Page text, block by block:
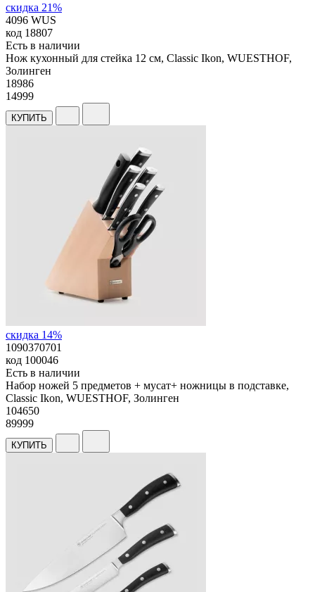
скидка 21%
4096 WUS
код 18807
Есть в наличии
Нож кухонный для стейка 12 см, Classic Ikon, WUESTHOF,
Золинген
18986
14999
КУПИТЬ
скидка 14%
1090370701
код 100046
Есть в наличии
Набор ножей 5 предметов + мусат+ ножницы в подставке,
Classic Ikon, WUESTHOF, Золинген
104650
89999
КУПИТЬ